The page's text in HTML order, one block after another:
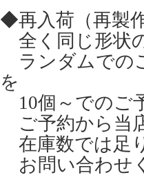
◆再入荷（再
全く同じ形状
ランダムでの
を
10個～でのご
ご予約から当
在庫数では足
お問い合わ